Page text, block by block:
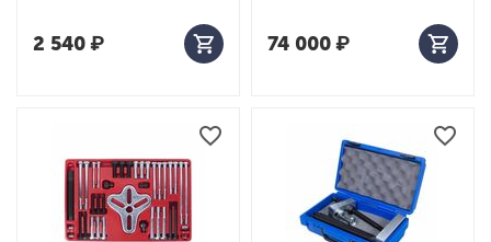
2 540₽ 74 000₽